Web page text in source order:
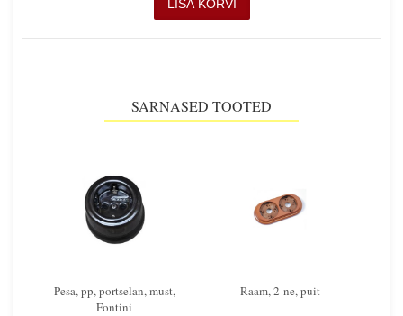
SARNASED TOOTED
Pesa, pp, portselan, must,
Fontini
Raam, 2-ne, puit